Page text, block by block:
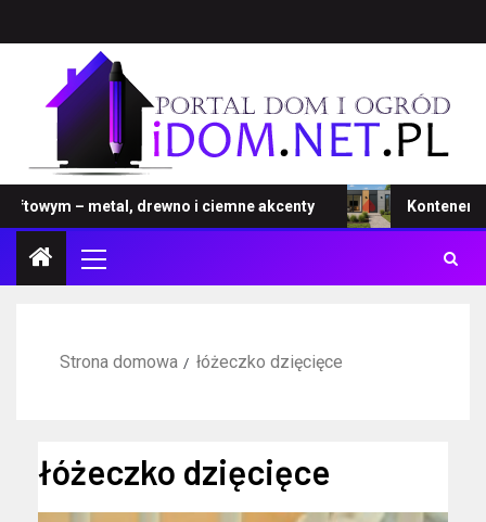
– metal, drewno i ciemne akcenty Kontener –
Strona domowa łóżeczko dzięcięce
łóżeczko dzięcięce